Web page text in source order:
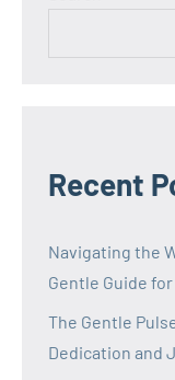
Recent
Navigating the
Gentle Guide
The Gentle
Dedication and